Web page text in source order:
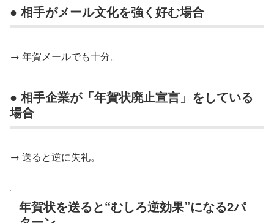
● 相手がメール文化を強く好む場合
→ 年賀メールでも十分。
● 相手企業が「年賀状廃止宣言」をしている
場合
→ 送ると逆に失礼。
年賀状を送ると“むしろ逆効果”になる2パ